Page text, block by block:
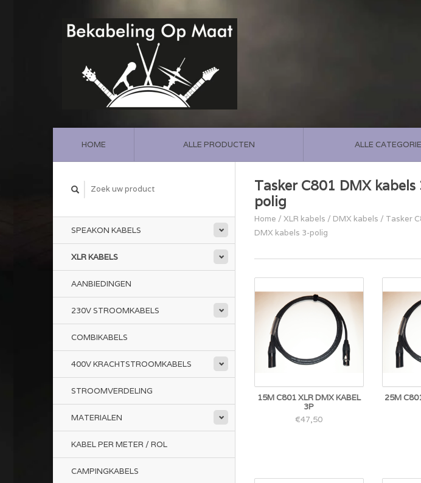
HOME ALLE PRODUCTEN ALLE
SPEAKON KABELS
XLR KABELS
AANBIEDINGEN
230V STROOMKABELS
COMBIKABELS
400V KRACHTSTROOMKABELS
STROOMVERDELING
MATERIALEN
KABEL PER METER / ROL
CAMPINGKABELS
Tasker C801 DMX kabels
polig
Home / XLR kabels / DMX kabels / Tasker
DMX kabels 3-polig
15M C801 XLR DMX KABEL
3P
€47,50
25M